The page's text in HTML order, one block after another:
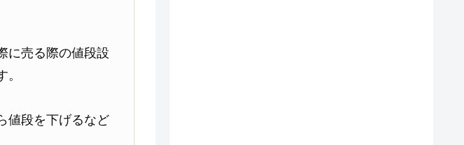
に売る際の値段設
値段を下げるなど